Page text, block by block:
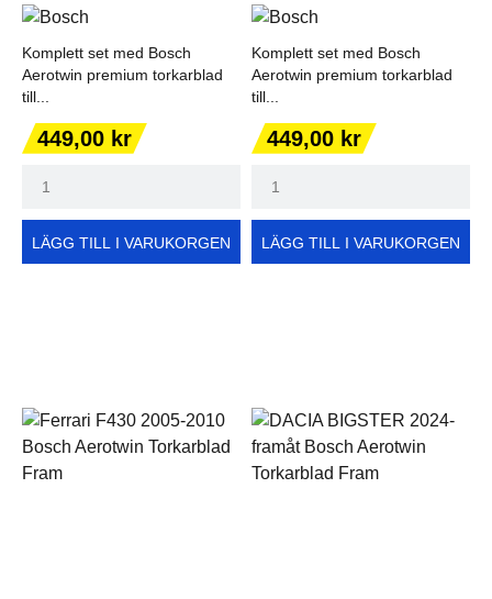
Komplett set med Bosch
Aerotwin premium torkarblad
till...
Pris
449,00 kr
LÄGG TILL I VARUKORGEN
Komplett set med Bosch
Aerotwin premium torkarblad
till...
Pris
449,00 kr
LÄGG TILL I VARUKORGEN